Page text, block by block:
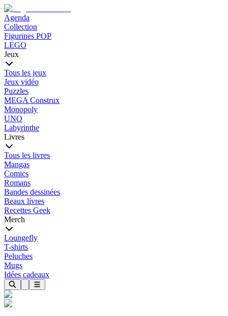
Agenda
Collection
Figurines POP
LEGO
Jeux
Tous les jeux
Jeux vidéo
Puzzles
MEGA Construx
Monopoly
UNO
Labyrinthe
Livres
Tous les livres
Mangas
Comics
Romans
Bandes dessinées
Beaux livres
Recettes Geek
Merch
Loungefly
T-shirts
Peluches
Mugs
Idées cadeaux